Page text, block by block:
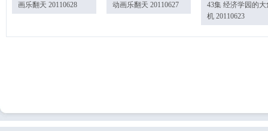
画乐翻天 20110628
动画乐翻天 20110627
43集 经济学园的大
机 20110623